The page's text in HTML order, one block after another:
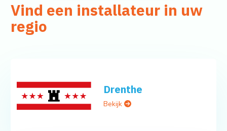
Vind een installateur in uw
regio
Drenthe
Bekijk